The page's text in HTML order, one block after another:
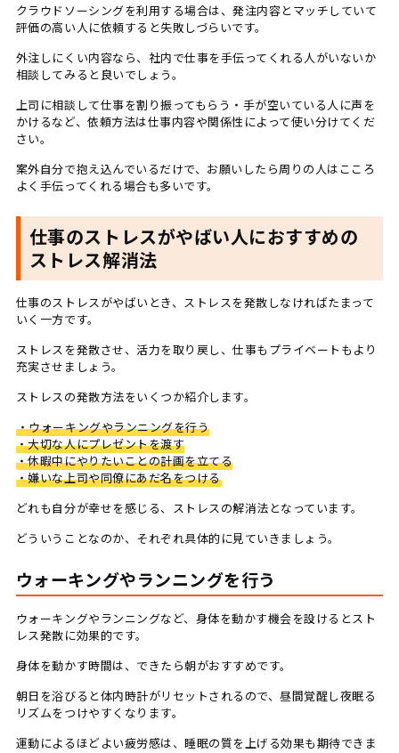
クラウドソーシングを利用する場合は、発注内容とマッチしていて
評価の高い人に依頼すると失敗しづらいです。
外注しにくい内容なら、社内で仕事を手伝ってくれる人がいないか
相談してみると良いでしょう。
上司に相談して仕事を割り振ってもらう・手が空いている人に声を
かけるなど、依頼方法は仕事内容や関係性によって使い分けてくだ
さい。
案外自分で抱え込んでいるだけで、お願いしたら周りの人はこころ
よく手伝ってくれる場合も多いです。
仕事のストレスがやばい人におすすめの
ストレス解消法
仕事のストレスがやばいとき、ストレスを発散しなければたまって
いく一方です。
ストレスを発散させ、活力を取り戻し、仕事もプライベートもより
充実させましょう。
ストレスの発散方法をいくつか紹介します。
・ウォーキングやランニングを行う
・大切な人にプレゼントを渡す
・休暇中にやりたいことの計画を立てる
・嫌いな上司や同僚にあだ名をつける
どれも自分が幸せを感じる、ストレスの解消法となっています。
どういうことなのか、それぞれ具体的に見ていきましょう。
ウォーキングやランニングを行う
ウォーキングやランニングなど、身体を動かす機会を設けるとスト
レス発散に効果的です。
身体を動かす時間は、できたら朝がおすすめです。
朝日を浴びると体内時計がリセットされるので、昼間覚醒し夜眠る
リズムをつけやすくなります。
運動によるほどよい疲労感は、睡眠の質を上げる効果も期待できま